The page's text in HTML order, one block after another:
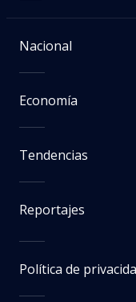
Nacional
Economía
Tendencias
Reportajes
Política de